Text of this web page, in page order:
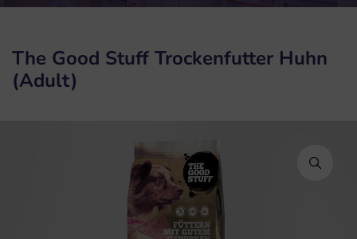
The Good Stuff Trockenfutter Huhn
(Adult)